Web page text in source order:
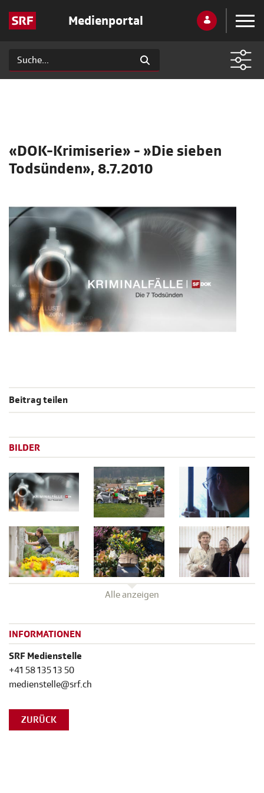
Medienportal
«DOK-Krimiserie» - »Die sieben
Todsünden», 8.7.2010
Beitrag teilen
BILDER
Alle anzeigen
INFORMATIONEN
SRF Medienstelle
+41 58 135 13 50
medienstelle@srf.ch
ZURÜCK